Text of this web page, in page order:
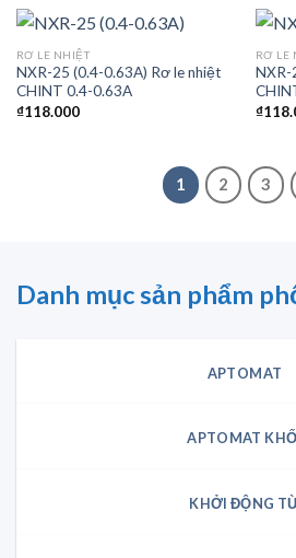
RƠ LE NHIỆT
NXR-25 (0.4-0.63A) Rơ le nhiệt
CHINT 0.4-0.63A
₫118.000
RƠ LE
NXR-
₫
1 2 3
Danh mục sản phẩm
APTOMAT
APTOMAT
KHỞI ĐỘNG